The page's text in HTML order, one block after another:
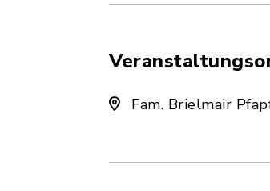
Fam. Brielmair